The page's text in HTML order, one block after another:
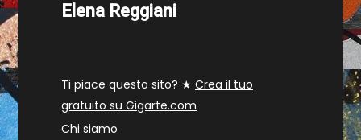
Elena Reggiani
Ti piace questo sito? ★ Crea il tuo
gratuito su Gigarte.com
Chi siamo